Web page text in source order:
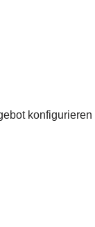
konfigurieren